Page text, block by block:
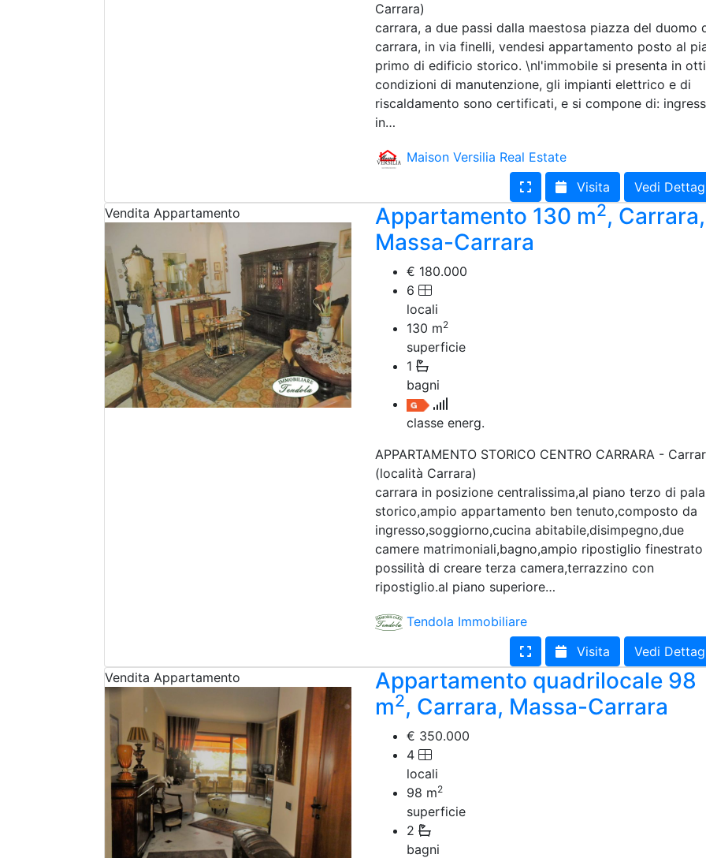
Carrara)
carrara, a due passi dalla maestosa piazza del duomo
carrara, in via finelli, vendesi appartamento posto al
primo di edificio storico. \nl'immobile si presenta in
condizioni di manutenzione, gli impianti elettrico e di
riscaldamento sono certificati, e si compone di:
in…
Maison Versilia Real Estate
Visita
Vedi
Vendita Appartamento Appartamento 130 m2, Carrara,
Massa-Carrara
€ 180.000
6
locali
130 m2
superficie
1
bagni
classe energ.
APPARTAMENTO STORICO CENTRO CARRARA -
(località Carrara)
carrara in posizione centralissima,al piano terzo di
storico,ampio appartamento ben tenuto,composto da
ingresso,soggiorno,cucina abitabile,disimpegno,due
camere matrimoniali,bagno,ampio ripostiglio finestrato
possilità di creare terza camera,terrazzino con
ripostiglio.al piano superiore…
Tendola Immobiliare
Visita
Vedi
Vendita Appartamento
Appartamento quadrilocale 98
m2, Carrara, Massa-Carrara
€ 350.000
4
locali
98 m2
superficie
2
bagni